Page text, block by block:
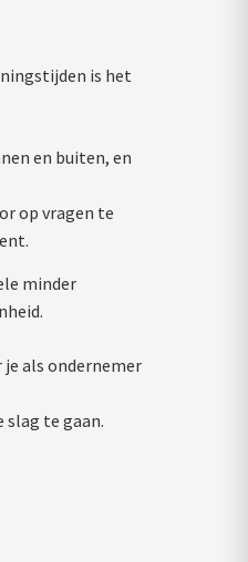
is het
en buiten, en
op vragen te
minder
als ondernemer
slag te gaan.